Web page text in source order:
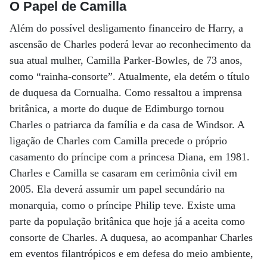
O Papel de Camilla
Além do possível desligamento financeiro de Harry, a
ascensão de Charles poderá levar ao reconhecimento da
sua atual mulher, Camilla Parker-Bowles, de 73 anos,
como “rainha-consorte”. Atualmente, ela detém o título
de duquesa da Cornualha. Como ressaltou a imprensa
britânica, a morte do duque de Edimburgo tornou
Charles o patriarca da família e da casa de Windsor. A
ligação de Charles com Camilla precede o próprio
casamento do príncipe com a princesa Diana, em 1981.
Charles e Camilla se casaram em cerimônia civil em
2005. Ela deverá assumir um papel secundário na
monarquia, como o príncipe Philip teve. Existe uma
parte da população britânica que hoje já a aceita como
consorte de Charles. A duquesa, ao acompanhar Charles
em eventos filantrópicos e em defesa do meio ambiente,